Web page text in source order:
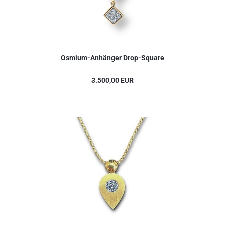
Osmium-Anhänger Drop-Square
3.500,00 EUR